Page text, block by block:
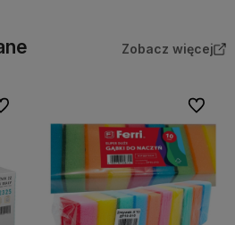
Zobacz więcej
ulubionych Do